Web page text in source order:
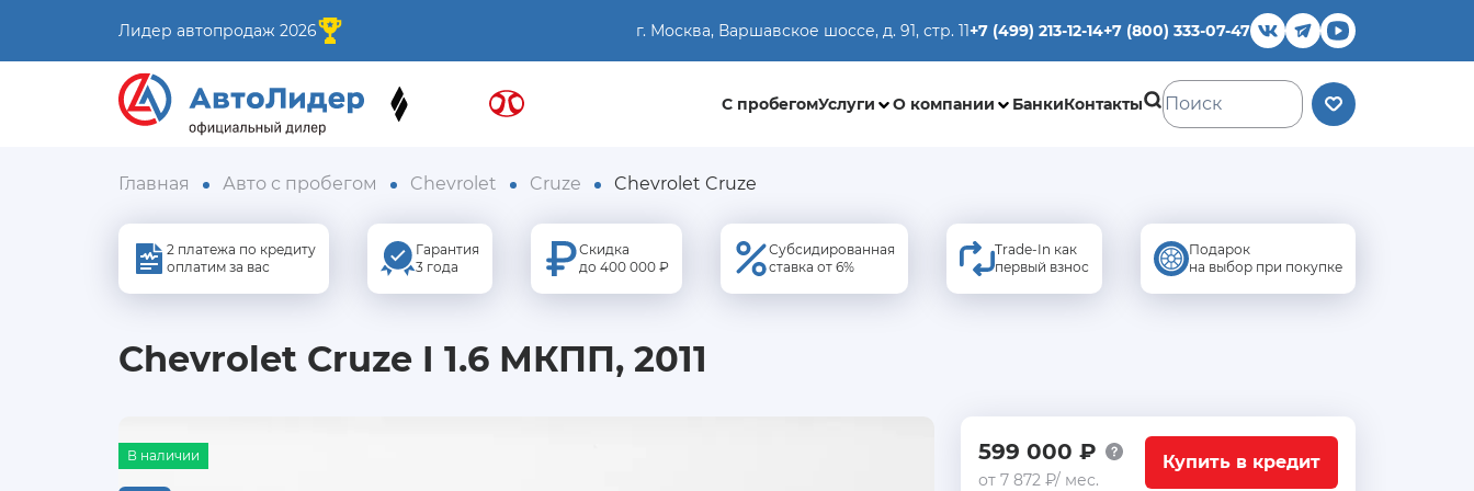
Лидер автопродаж 2026 г. Москва, Варшавское шоссе, д. 91, стр. 11+7 (499) 213-12-14+7 (800) 333-07-47
С пробегомУслуги О компании БанкиКонтакты
Главная Авто с пробегом Chevrolet Cruze Chevrolet Cruze
2 платежа по кредиту
оплатим за вас
Гарантия
3 года
Скидка
до 400 000 ₽
Субсидированная
ставка от 6%
Trade-In как
первый взнос
Подарок
на выбор при покупке
Chevrolet Cruze I 1.6 МКПП, 2011
В наличии 599 000 ₽
от 7 872 ₽/ мес.
Купить в кредит